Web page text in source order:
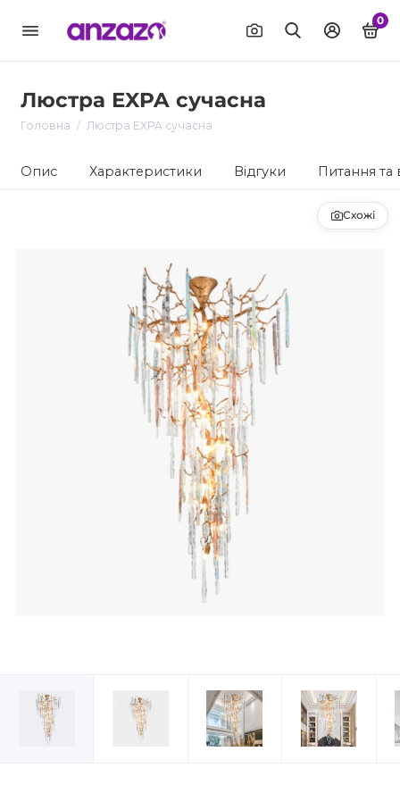
0
Люстра EXPA сучасна
Головна Люстра EXPA сучасна
Опис Характеристики Відгуки Питання та
Схожі